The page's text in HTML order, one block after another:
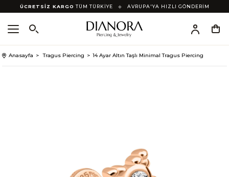
ÜCRETSİZ KARGO TÜM TÜRKİYE ◆ AVRUPA'YA HIZLI GÖNDERİM
Anasayfa Tragus Piercing 14 Ayar Altın Taşlı Minimal Tragus Piercing